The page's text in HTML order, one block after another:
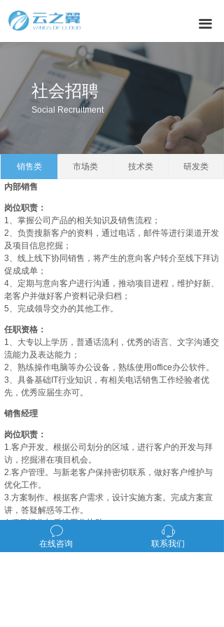
끀
社会招聘
Social Recruitment
销售类 市场类 技术类 研发类
内部销售
岗位职责：
1、掌握公司产品的相关知识及销售流程；
2、负责搜新客户的资料，通过电话，邮件等进行渠道开发
及项目信息挖掘；
3、线上线下协同销售，将产生的意向客户转介至线下拜访
促成成单；
4、定期与意向客户进行沟通，推动项目进程，维护好新、
老客户并做好客户资料记录归档；
5、完成领导交办的其他工作。
任职资格：
1、大专以上学历，普通话流利，优秀的语言、文字沟通交
流能力及表达能力；
2、熟练操作电脑等办公设备，熟练使用office办公软件。
3、具备基础IT行业知识，有相关电话销售工作经验者优
先，优秀应届生亦可。
销售经理
岗位职责：
1.客户开发。根据公司划分的区域，进行客户的开发与拜
访，挖掘潜在项目机会。
2.客户管理。与新老客户保持密切联系，做好客户维护与
优化工作。
3.方案制作。根据客户需求，设计实施方案。完成方案宣
讲，答疑解惑等工作。
4.项目运作与后续工作协助。
5.其他。领导安排的其他工作。
ꂖ
在线咨询
ꁱ
联系我们